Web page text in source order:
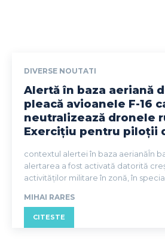
DIVERSE NOUTATI
Alertă în baza aeriană
pleacă avioanele F-16
neutralizează dronele
Exercițiu pentru piloții
contextul alertei în baza aerianăÎn
alertarea a fost activată datorită
activităților militare în zonă, în
MIHAI RARES
CITESTE